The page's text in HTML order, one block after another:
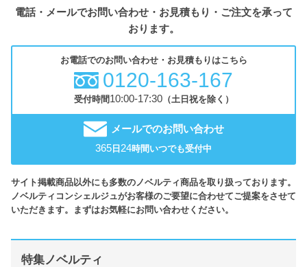
電話・メールでお問い合わせ・お見積もり・ご注文を承って
おります。
お電話でのお問い合わせ・お見積もりはこちら
0120-163-167
受付時間10:00-17:30（土日祝を除く）
メールでのお問い合わせ
365日24時間いつでも受付中
サイト掲載商品以外にも多数のノベルティ商品を取り扱っております。
ノベルティコンシェルジュがお客様のご要望に合わせてご提案をさせて
いただきます。まずはお気軽にお問い合わせください。
特集ノベルティ